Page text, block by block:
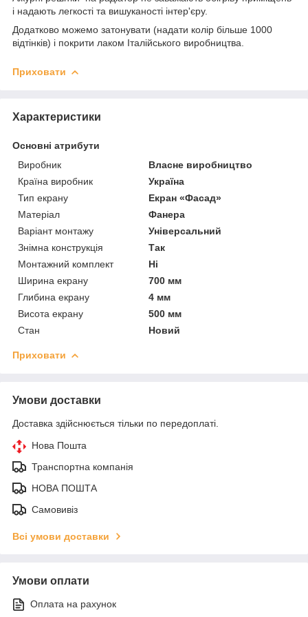
і надають легкості та вишуканості інтер'єру.
Додатково можемо затонувати (надати колір більше 1000
відтінків) і покрити лаком Італійського виробництва.
Приховати
Характеристики
Основні атрибути
Виробник
Власне виробництво
Країна виробник
Україна
Тип екрану
Екран «Фасад»
Матеріал
Фанера
Варіант монтажу
Універсальний
Знімна конструкція
Так
Монтажний комплект
Ні
Ширина екрану
700 мм
Глибина екрану
4 мм
Висота екрану
500 мм
Стан
Новий
Приховати
Умови доставки
Доставка здійснюється тільки по передоплаті.
Нова Пошта
Транспортна компанія
НОВА ПОШТА
Самовивіз
Всі умови доставки
Умови оплати
Оплата на рахунок